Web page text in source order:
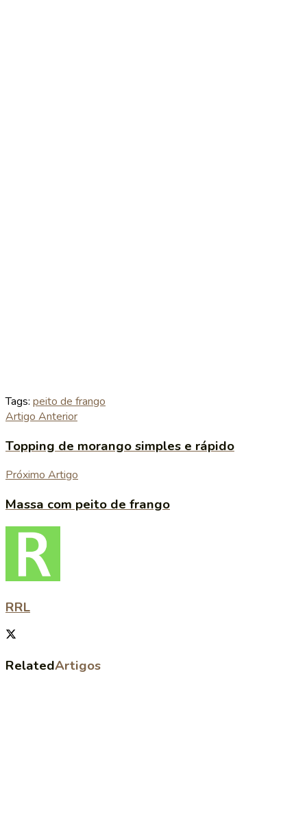
Tags: peito de frango
Artigo Anterior
Topping de morango simples e rápido
Próximo Artigo
Massa com peito de frango
RRL
RelatedArtigos